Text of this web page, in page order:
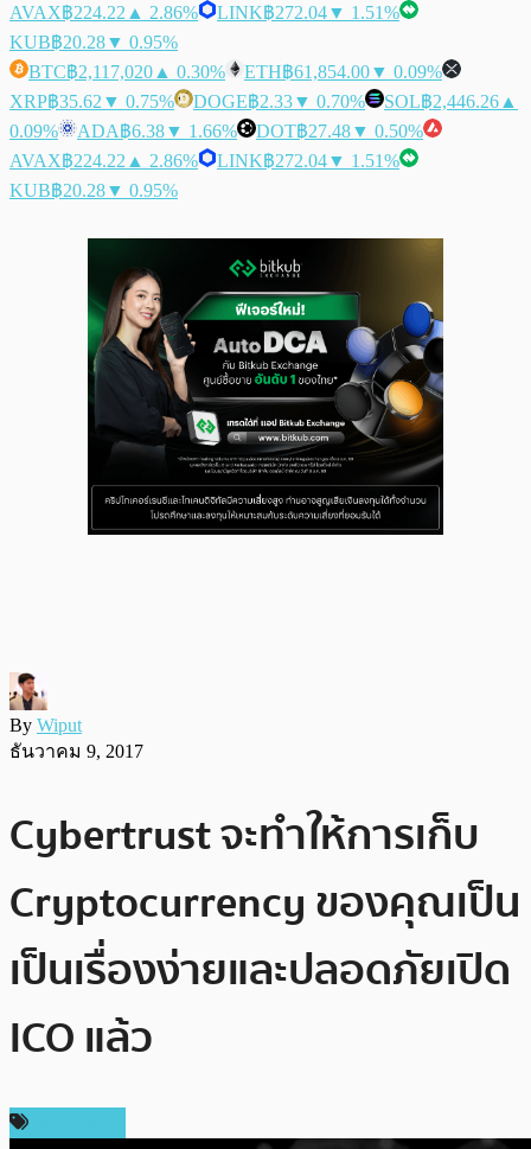
AVAX฿224.22 ▲ 2.86% LINK฿272.04▼ 1.51%
KUB฿20.28▼ 0.95%
BTC฿2,117,020 ▲ 0.30% ETH฿61,854.00▼ 0.09%
XRP฿35.62 ▼ 0.75% DOGE฿2.33▼ 0.70% SOL฿2,446.26 ▲
0.09%
ADA฿6.38▼ 1.66% DOT฿27.48▼ 0.50%
AVAX฿224.22 ▲ 2.86% LINK฿272.04▼ 1.51%
KUB฿20.28▼ 0.95%
By Wiput
ธันวาคม 9, 2017
Cybertrust จะทำให้การเก็บ
Cryptocurrency ของคุณเป็น
เป็นเรื่องง่ายและปลอดภัยเปิด
ICO แล้ว